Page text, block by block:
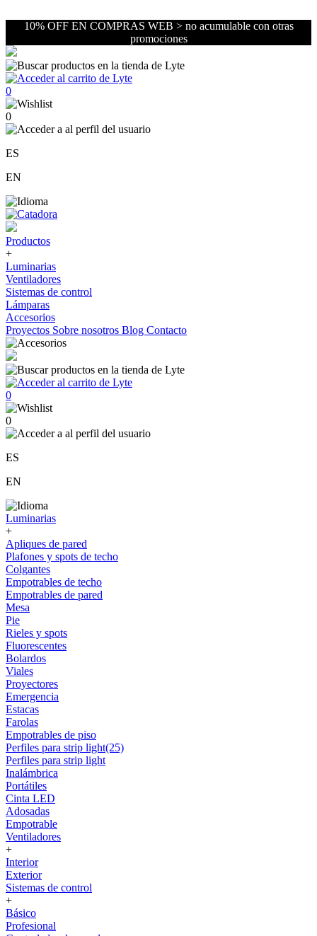
10% OFF EN COMPRAS WEB > no acumulable con otras
promociones
0
0
ES
EN
Productos
+
Luminarias
Ventiladores
Sistemas de control
Lámparas
Accesorios
Proyectos Sobre nosotros Blog Contacto
0
0
ES
EN
Luminarias
+
Apliques de pared
Plafones y spots de techo
Colgantes
Empotrables de techo
Empotrables de pared
Mesa
Pie
Rieles y spots
Fluorescentes
Bolardos
Viales
Proyectores
Emergencia
Estacas
Farolas
Empotrables de piso
Perfiles para strip light(25)
Perfiles para strip light
Inalámbrica
Portátiles
Cinta LED
Adosadas
Empotrable
Ventiladores
+
Interior
Exterior
Sistemas de control
+
Básico
Profesional